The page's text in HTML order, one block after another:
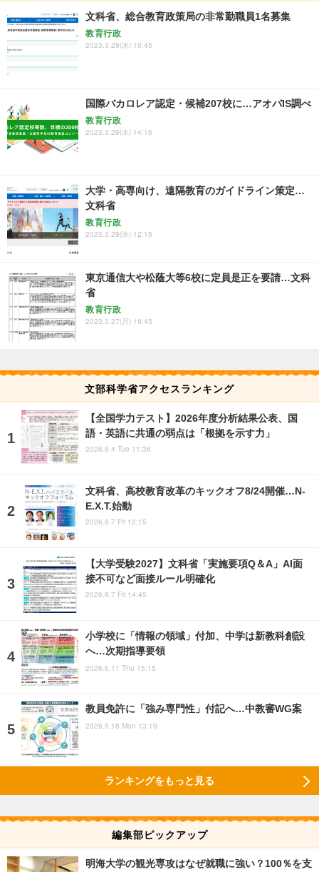
文科省、総合教育政策局の非常勤職員1名募集
教育行政
2023.3.29(水) 10:45
国際バカロレア認定・候補207校に…アオバIS調べ
教育行政
2023.3.29(水) 14:15
大学・高専向け、遠隔教育のガイドライン策定…
文科省
教育行政
2023.3.29(水) 12:15
東京通信大や松蔭大等6校に定員是正を要請…文科
省
教育行政
2023.3.27(月) 16:45
文部科学省アクセスランキング
【全国学力テスト】2026年度分析結果公表、国
語・英語に共通の弱点は「根拠を示す力」
2026.8.4 Tue 11:36
文科省、高校教育改革のキックオフ8/24開催…N-
E.X.T.始動
2026.8.7 Fri 12:15
【大学受験2027】文科省「実施要項Q＆A」AI面
接不可など面接ルール明確化
2026.8.7 Fri 14:45
小学校に「情報の領域」付加、中学は新教科創設
へ…次期指導要領
2026.6.11 Thu 15:15
教員免許に「強み専門性」付記へ…中教審WG案
2026.5.18 Mon 13:19
ランキングをもっと見る
編集部ピックアップ
明海大学の観光専攻はなぜ就職に強い？100％を支